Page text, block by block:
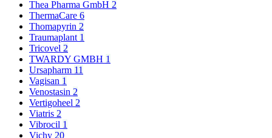
Thea Pharma GmbH 2
ThermaCare 6
Thomapyrin 2
Traumaplant 1
Tricovel 2
TWARDY GMBH 1
Ursapharm 11
Vagisan 1
Venostasin 2
Vertigoheel 2
Viatris 2
Vibrocil 1
Vichy 20